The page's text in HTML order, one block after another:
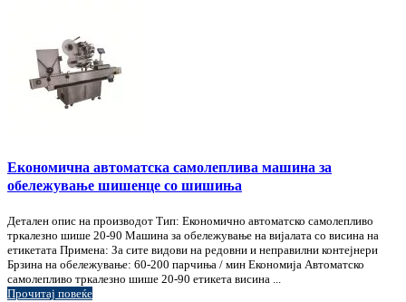
Економична автоматска самолеплива машина за
обележување шишенце со шишиња
Детален опис на производот Тип: Економично автоматско самолепливо
тркалезно шише 20-90 Машина за обележување на вијалата со висина на
етикетата Примена: За сите видови на редовни и неправилни контејнери
Брзина на обележување: 60-200 парчиња / мин Економија Автоматско
самолепливо тркалезно шише 20-90 етикета висина ...
Прочитај повеќе